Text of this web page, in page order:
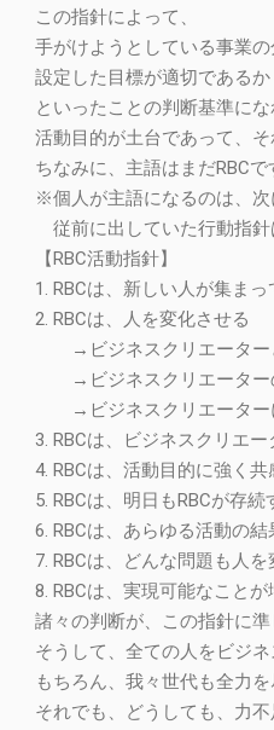
この指針によって、
手がけようとしている事業
設定した目標が適切であるか
といったことの判断基準にな
活動目的が土台であって、
ちなみに、主語はまだRBCで
※個人が主語になるのは、次
従前に出していた行動指針
【RBC活動指針】
1. RBCは、新しい人が集ま
2. RBCは、人を変化させる
→ビジネスクリエーター
→ビジネスクリエーター
→ビジネスクリエーター
3. RBCは、ビジネスクリエ
4. RBCは、活動目的に強く
5. RBCは、明日もRBCが存
6. RBCは、あらゆる活動の
7. RBCは、どんな問題も人
8. RBCは、実現可能なこと
諸々の判断が、この指針に準
そうして、全ての人をビジ
もちろん、我々世代も全力を
それでも、どうしても、力不